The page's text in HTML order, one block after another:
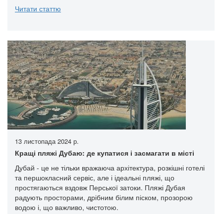
Читати статтю
13 листопада 2024 р.
Кращі пляжі Дубаю: де купатися і засмагати в місті
Дубай - це не тільки вражаюча архітектура, розкішні готелі
та першокласний сервіс, але і ідеальні пляжі, що
простягаються вздовж Перської затоки. Пляжі Дубая
радують просторами, дрібним білим піском, прозорою
водою і, що важливо, чистотою.